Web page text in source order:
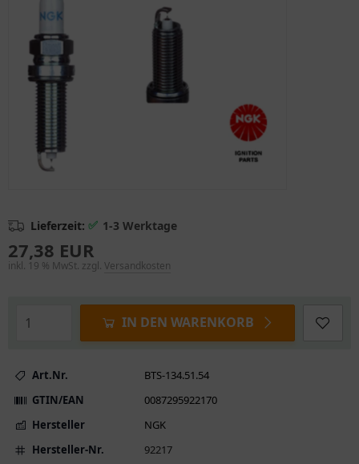
Lieferzeit: ✅ 1-3 Werktage
27,38 EUR
inkl. 19 % MwSt. zzgl. Versandkosten
IN DEN WARENKORB
Art.Nr.
BTS-134.51.54
GTIN/EAN
0087295922170
Hersteller
NGK
Hersteller-Nr.
92217